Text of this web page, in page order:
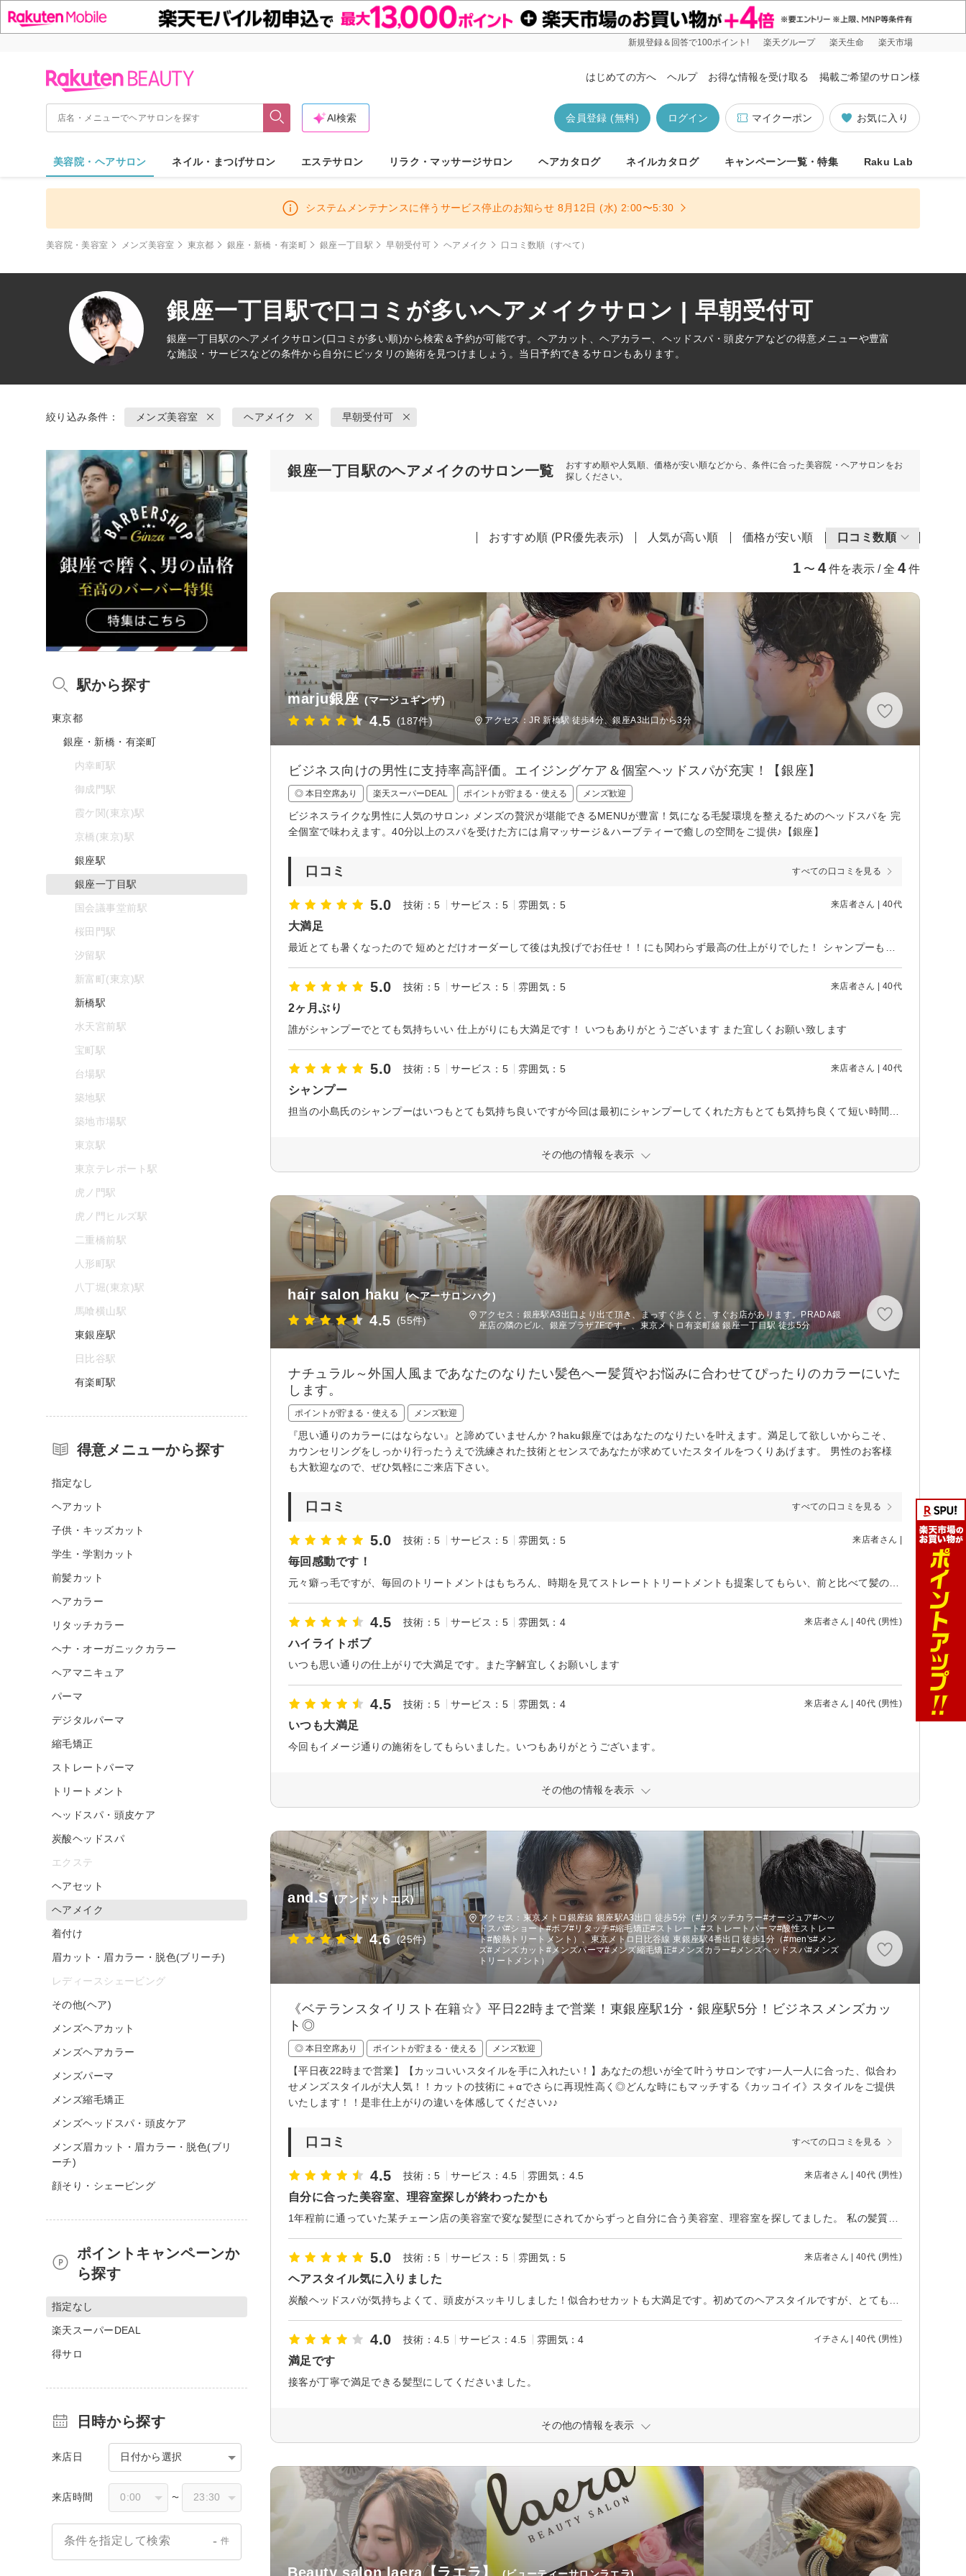
新規登録＆回答で100ポイント! 楽天グループ 楽天生命 楽天市場
はじめての方へ ヘルプ お得な情報を受け取る 掲載ご希望のサロン様
お気に入り
マイクーポン
ログイン
会員登録 (無料)
AI検索
美容院・ヘアサロン ネイル・まつげサロン エステサロン リラク・マッサージサロン ヘアカタログ ネイルカタログ キャンペーン一覧・特集 Raku Lab
システムメンテナンスに伴うサービス停止のお知らせ 8月12日 (水) 2:00〜5:30
美容院・美容室 メンズ美容室 東京都 銀座・新橋・有楽町 銀座一丁目駅 早朝受付可 ヘアメイク 口コミ数順（すべて）
銀座一丁目駅で口コミが多いヘアメイクサロン | 早朝受付可
銀座一丁目駅のヘアメイクサロン(口コミが多い順)から検索＆予約が可能です。ヘアカット、ヘアカラー、ヘッドスパ・頭皮ケアなどの得意メニューや豊富
な施設・サービスなどの条件から自分にピッタリの施術を見つけましょう。当日予約できるサロンもあります。
絞り込み条件： メンズ美容室 ヘアメイク 早朝受付可
銀座一丁目駅のヘアメイクのサロン一覧
おすすめ順や人気順、価格が安い順などから、条件に合った美容院・ヘアサロンをお
探しください。
おすすめ順 (PR優先表示) 人気が高い順 価格が安い順 口コミ数順
1 〜 4 件を表示 / 全 4 件
marju銀座 (マージュギンザ)
4.5 (187件) アクセス：JR 新橋駅 徒歩4分、銀座A3出口から3分
ビジネス向けの男性に支持率高評価。エイジングケア＆個室ヘッドスパが充実！【銀座】
◎ 本日空席あり 楽天スーパーDEAL ポイントが貯まる・使える メンズ歓迎
ビジネスライクな男性に人気のサロン♪ メンズの贅沢が堪能できるMENUが豊富！気になる毛髪環境を整えるためのヘッドスパを 完
全個室で味わえます。40分以上のスパを受けた方には肩マッサージ＆ハーブティーで癒しの空間をご提供♪【銀座】
口コミ すべての口コミを見る
5.0 技術：5 サービス：5 雰囲気：5 来店者さん | 40代
大満足
5.0 技術：5 サービス：5 雰囲気：5 来店者さん | 40代
2ヶ月ぶり
誰がシャンプーでとても気持ちいい 仕上がりにも大満足です！ いつもありがとうございます また宜しくお願い致します
5.0 技術：5 サービス：5 雰囲気：5 来店者さん | 40代
シャンプー
その他の情報を表示
hair salon haku (ヘアーサロンハク)
4.5 (55件)
アクセス：銀座駅A3出口より出て頂き、まっすぐ歩くと、すぐお店があります。PRADA銀
座店の隣のビル、銀座プラザ7Fです。、東京メトロ有楽町線 銀座一丁目駅 徒歩5分
ナチュラル～外国人風まであなたのなりたい髪色へー髪質やお悩みに合わせてぴったりのカラーにいた
します。
ポイントが貯まる・使える メンズ歓迎
『思い通りのカラーにはならない』と諦めていませんか？haku銀座ではあなたのなりたいを叶えます。満足して欲しいからこそ、
カウンセリングをしっかり行ったうえで洗練された技術とセンスであなたが求めていたスタイルをつくりあげます。 男性のお客様
も大歓迎なので、ぜひ気軽にご来店下さい。
口コミ すべての口コミを見る
5.0 技術：5 サービス：5 雰囲気：5 来店者さん |
毎回感動です！
4.5 技術：5 サービス：5 雰囲気：4 来店者さん | 40代 (男性)
ハイライトボブ
いつも思い通りの仕上がりで大満足です。また字解宜しくお願いします
4.5 技術：5 サービス：5 雰囲気：4 来店者さん | 40代 (男性)
いつも大満足
今回もイメージ通りの施術をしてもらいました。いつもありがとうございます。
その他の情報を表示
and.S (アンドットエス)
4.6 (25件)
アクセス：東京メトロ銀座線 銀座駅A3出口 徒歩5分（#リタッチカラー#オージュア#ヘッ
ドスパ#ショート#ボブ#リタッチ#縮毛矯正#ストレート#ストレートパーマ#酸性ストレー
ト#酸熱トリートメント）、東京メトロ日比谷線 東銀座駅4番出口 徒歩1分（#men's#メン
ズ#メンズカット#メンズパーマ#メンズ縮毛矯正#メンズカラー#メンズヘッドスパ#メンズ
トリートメント）
《ベテランスタイリスト在籍☆》平日22時まで営業！東銀座駅1分・銀座駅5分！ビジネスメンズカッ
ト◎
◎ 本日空席あり ポイントが貯まる・使える メンズ歓迎
【平日夜22時まで営業】【カッコいいスタイルを手に入れたい！】あなたの想いが全て叶うサロンです♪一人一人に合った、似合わ
せメンズスタイルが大人気！！カットの技術に＋αでさらに再現性高く◎どんな時にもマッチする《カッコイイ》スタイルをご提供
いたします！！是非仕上がりの違いを体感してください♪♪
口コミ すべての口コミを見る
4.5 技術：5 サービス：4.5 雰囲気：4.5 来店者さん | 40代 (男性)
自分に合った美容室、理容室探しが終わったかも
5.0 技術：5 サービス：5 雰囲気：5 来店者さん | 40代 (男性)
ヘアスタイル気に入りました
4.0 技術：4.5 サービス：4.5 雰囲気：4 イチさん | 40代 (男性)
満足です
接客が丁寧で満足できる髪型にしてくださいました。
その他の情報を表示
Beauty salon laera【ラエラ】 (ビューティーサロンラエラ)
駅から探す
東京都
銀座・新橋・有楽町
内幸町駅
御成門駅
霞ケ関(東京)駅
京橋(東京)駅
銀座駅
銀座一丁目駅
国会議事堂前駅
桜田門駅
汐留駅
新富町(東京)駅
新橋駅
水天宮前駅
宝町駅
台場駅
築地駅
築地市場駅
東京駅
東京テレポート駅
虎ノ門駅
虎ノ門ヒルズ駅
二重橋前駅
人形町駅
八丁堀(東京)駅
馬喰横山駅
東銀座駅
日比谷駅
有楽町駅
得意メニューから探す
指定なし
ヘアカット
子供・キッズカット
学生・学割カット
前髪カット
ヘアカラー
リタッチカラー
ヘナ・オーガニックカラー
ヘアマニキュア
パーマ
デジタルパーマ
縮毛矯正
ストレートパーマ
トリートメント
ヘッドスパ・頭皮ケア
炭酸ヘッドスパ
エクステ
ヘアセット
ヘアメイク
着付け
眉カット・眉カラー・脱色(ブリーチ)
レディースシェービング
その他(ヘア)
メンズヘアカット
メンズヘアカラー
メンズパーマ
メンズ縮毛矯正
メンズヘッドスパ・頭皮ケア
メンズ眉カット・眉カラー・脱色(ブリ
ーチ)
顔そり・シェービング
ポイントキャンペーンか
ら探す
指定なし
楽天スーパーDEAL
得サロ
日時から探す
来店日 日付から選択
来店時間 〜
条件を指定して検索 - 件